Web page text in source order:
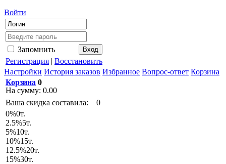
Войти
Запомнить
Регистрация | Восстановить
Настройки История заказов Избранное Вопрос-ответ Корзина
Корзина 0
На сумму: 0.00
Ваша скидка составила:
0
0%0т.
2.5%5т.
5%10т.
10%15т.
12.5%20т.
15%30т.